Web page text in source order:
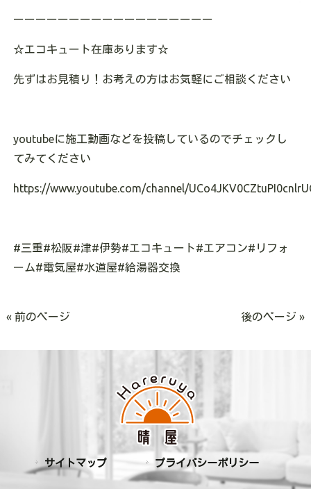
ーーーーーーーーーーーーーーーーーー
☆エコキュート在庫あります☆
先ずはお見積り！お考えの方はお気軽にご相談ください
youtubeに施工動画などを投稿しているのでチェックし
てみてください
https://www.youtube.com/channel/
#三重#松阪#津#伊勢#エコキュート#エアコン#リフォ
ーム#電気屋#水道屋#給湯器交換
« 前のページ 後のページ »
サイトマップ プライバシーポリシー